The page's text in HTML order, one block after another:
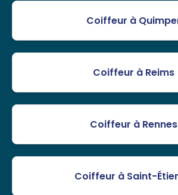
Coiffeur à
Coiffeur à Reims
Coiffeur à Rennes
Coiffeur à Saint-